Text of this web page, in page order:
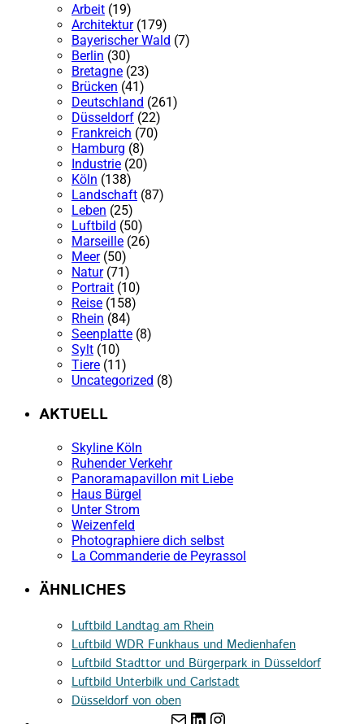
Arbeit (19)
Architektur(179)
Bayerischer Wald (7)
Berlin (30)
Bretagne (23)
Brücken (41)
Deutschland (261)
Düsseldorf (22)
Frankreich (70)
Hamburg (8)
Industrie (20)
Köln (138)
Landschaft (87)
Leben (25)
Luftbild (50)
Marseille (26)
Meer(50)
Natur(71)
Portrait (10)
Reise (158)
Rhein (84)
Seenplatte (8)
Sylt (10)
Tiere (11)
Uncategorized (8)
AKTUELL
Skyline Köln
Ruhender Verkehr
Panoramapavillon mit Liebe
Haus Bürgel
Unter Strom
Weizenfeld
Photographiere dich selbst
La Commanderie de Peyrassol
ÄHNLICHES
Luftbild Landtag am Rhein
Luftbild WDR Funkhaus und Medienhafen
Luftbild Stadttor und Bürgerpark in Düsseldorf
Luftbild Unterbilk und Carlstadt
Düsseldorf von oben
E-MailLinkedIn
Instagram